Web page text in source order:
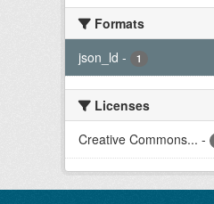
Formats
json_ld - 1
Licenses
Creative Commons... -